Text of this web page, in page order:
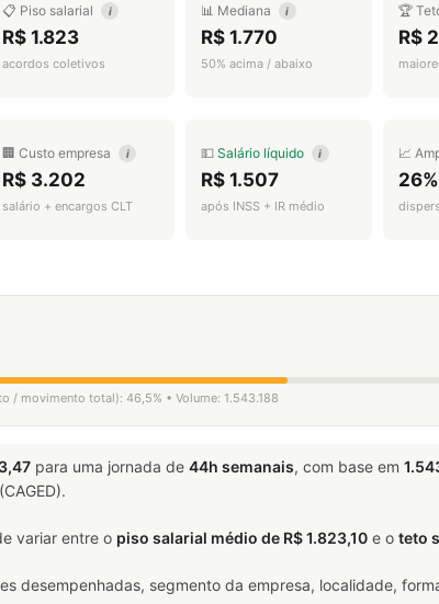
📋 Piso salarial i
R$ 1.823
acordos coletivos
📊 Mediana i
R$ 1.770
50% acima / abaixo
🏆
R$
🏢 Custo empresa i
R$ 3.202
salário + encargos CLT
💵 Salário líquido i
R$ 1.507
após INSS + IR médio
📈
26%
/ movimento total): 46,5% • Volume: 1.543.188
para uma jornada de 44h semanais, com base em
variar entre o piso salarial médio de R$ 1.823,10 e o teto
desempenhadas, segmento da empresa, localidade,